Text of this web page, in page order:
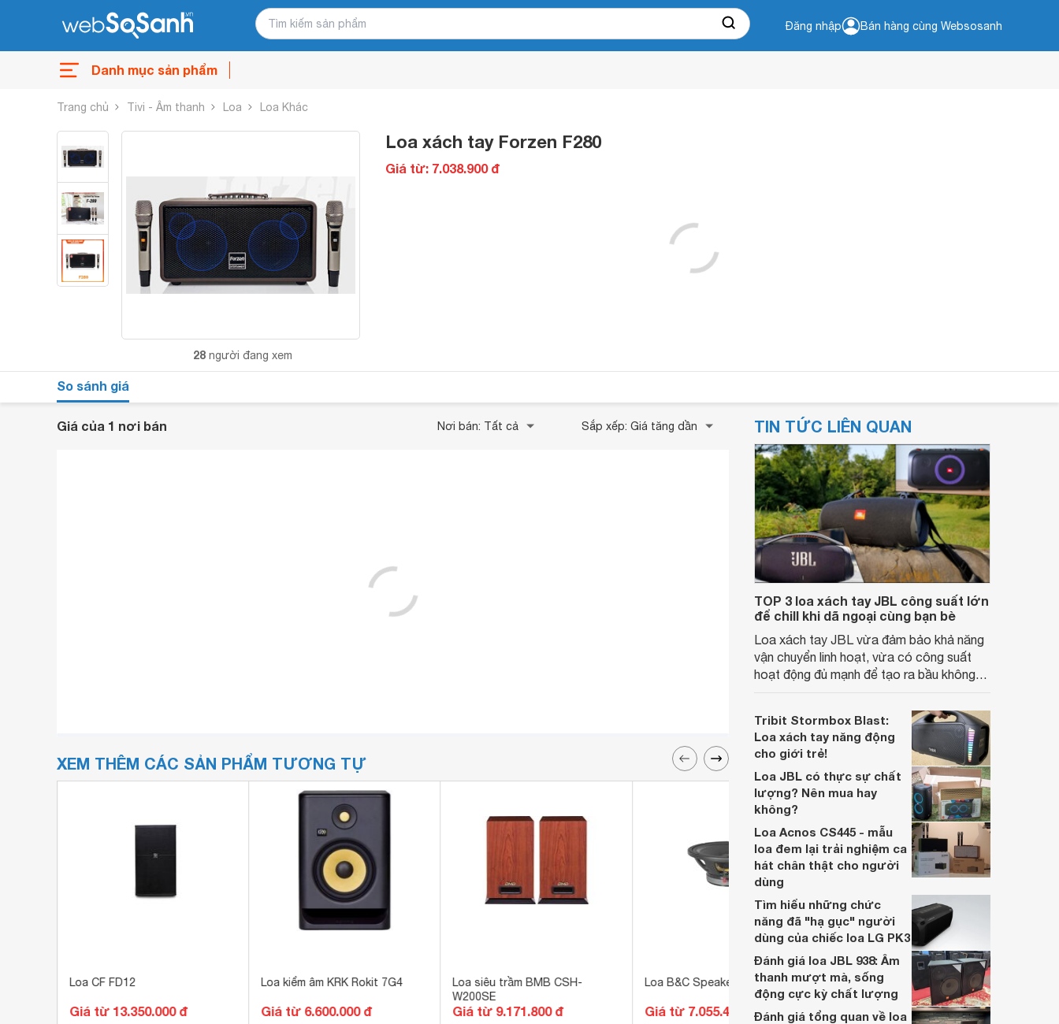
Đăng nhập Bán hàng cùng Websosanh
Danh mục sản phẩm
Trang chủ Tivi - Âm thanh Loa Loa Khác
28 người đang xem
Loa xách tay Forzen F280
Giá từ: 7.038.900 đ
So sánh giá
Giá của 1 nơi bán Nơi bán: Tất cả Sắp xếp: Giá tăng dần
XEM THÊM CÁC SẢN PHẨM TƯƠNG TỰ
Loa CF FD12
Giá từ 13.350.000 đ
Loa kiểm âm KRK Rokit 7G4
Giá từ 6.600.000 đ
Loa siêu trầm BMB CSH-
W200SE
Giá từ 9.171.800 đ
Loa B&C Speakers 12PLB76
Giá từ 7.055.400 đ
Loa cột Bosch LBC3201/00
Giá từ 9.350.000 đ
TIN TỨC LIÊN QUAN
TOP 3 loa xách tay JBL công suất lớn
để chill khi dã ngoại cùng bạn bè
Loa xách tay JBL vừa đảm bảo khả năng
vận chuyển linh hoạt, vừa có công suất
hoạt động đủ mạnh để tạo ra bầu không
chưa biết đâu là mẫu loa phượt quốc dân
cho nhóm đông thì chắc chắn bài viết này
sẽ giúp bạn có lựa chọn tuyệt vời nhất
cho mình.
Tribit Stormbox Blast:
Loa xách tay năng động
cho giới trẻ!
Loa JBL có thực sự chất
lượng? Nên mua hay
không?
Loa Acnos CS445 - mẫu
loa đem lại trải nghiệm ca
hát chân thật cho người
dùng
Tìm hiểu những chức
năng đã "hạ gục" người
dùng của chiếc loa LG PK3
Đánh giá loa JBL 938: Âm
thanh mượt mà, sống
động cực kỳ chất lượng
Đánh giá tổng quan về loa